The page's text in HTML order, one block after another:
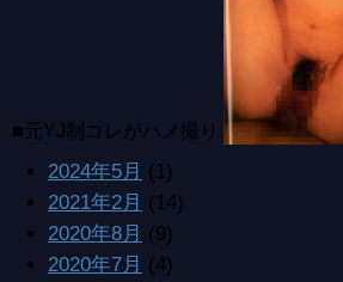
■元YJ制コレがハメ撮り
2024年5月 (1)
2021年2月 (14)
2020年8月 (9)
2020年7月 (4)